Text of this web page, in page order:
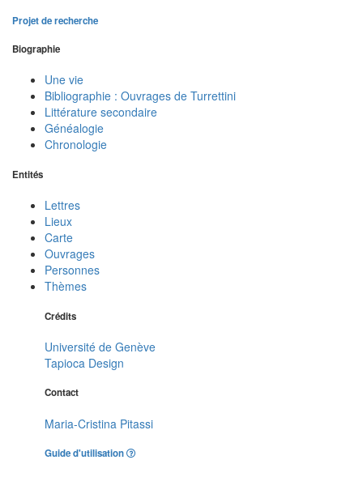
Projet de recherche
Biographie
Une vie
Bibliographie : Ouvrages de Turrettini
Littérature secondaire
Généalogie
Chronologie
Entités
Lettres
Lieux
Carte
Ouvrages
Personnes
Thèmes
Crédits
Université de Genève
Tapioca Design
Contact
Maria-Cristina Pitassi
Guide d'utilisation